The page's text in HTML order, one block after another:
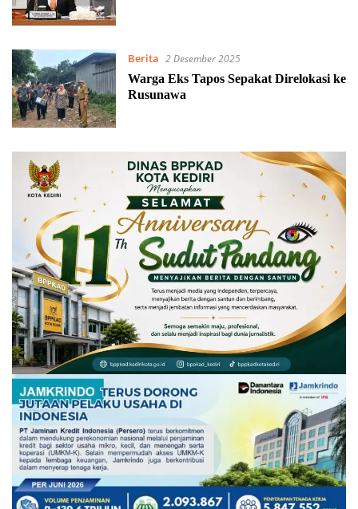
Berita 2 Desember 2025
Warga Eks Tapos Sepakat Direlokasi ke
Rusunawa